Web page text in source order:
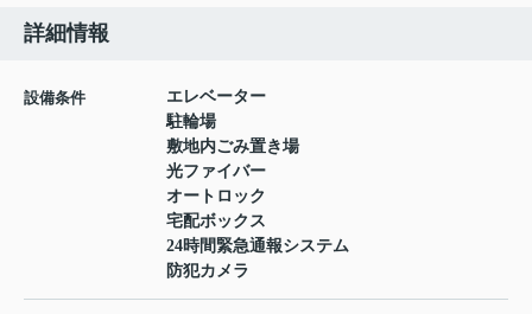
詳細情報
設備条件
エレベーター
駐輪場
敷地内ごみ置き場
光ファイバー
オートロック
宅配ボックス
24時間緊急通報システム
防犯カメラ